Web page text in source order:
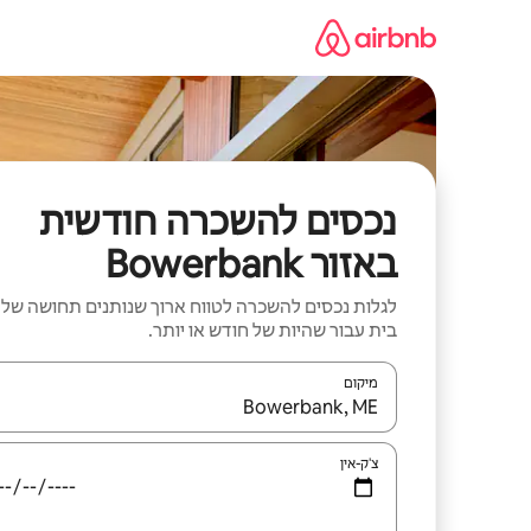
נכסים להשכרה חודשית
באזור Bowerbank
לגלות נכסים להשכרה לטווח ארוך שנותנים תחושה של
בית עבור שהיות של חודש או יותר.
מיקום
כאשר התוצאות יהיו זמינות, יש לנווט עם מקשי החיצים
צ'ק-אין